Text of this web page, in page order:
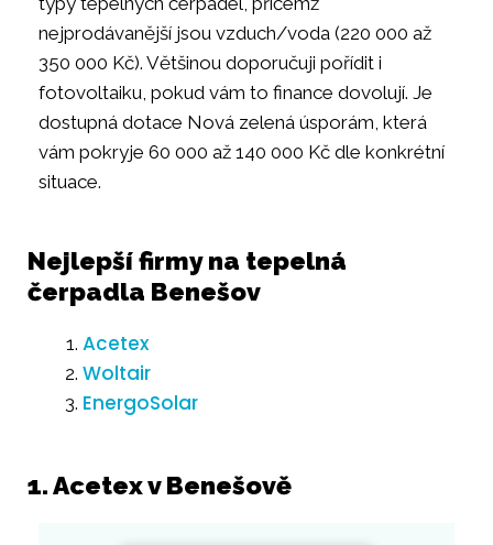
nejprodávanější jsou vzduch/voda (220 000 až
350 000 Kč). Většinou doporučuji pořídit i
fotovoltaiku, pokud vám to finance dovolují. Je
dostupná dotace Nová zelená úsporám, která
vám pokryje 60 000 až 140 000 Kč dle konkrétní
situace.
Nejlepší firmy na tepelná
čerpadla Benešov
Acetex
Woltair
EnergoSolar
1. Acetex v Benešově